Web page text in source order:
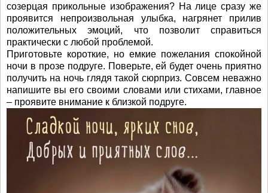
созерцая прикольные изображения? На лице сразу же
проявится непроизвольная улыбка, нагрянет прилив
положительных эмоций, что позволит справиться
практически с любой проблемой.
Приготовьте короткие, но емкие пожелания спокойной
ночи в прозе подруге. Поверьте, ей будет очень приятно
получить на ночь глядя такой сюрприз. Совсем неважно
напишите вы его своими словами или стихами, главное
– проявите внимание к близкой подруге.